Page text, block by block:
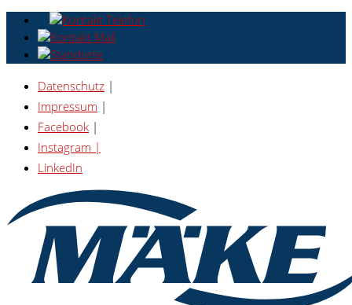
Datenschutz |
Impressum |
Facebook |
Instagram |
LinkedIn